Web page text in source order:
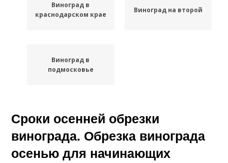
Виноград в
краснодарском крае
Виноград на второй
Виноград в
подмосковье
Сроки осенней обрезки
винограда. Обрезка винограда
осенью для начинающих